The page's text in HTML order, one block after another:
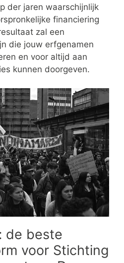
der jaren waarschijnlijk
financiering
zal een
die jouw erfgenamen
en voor altijd aan
kunnen doorgeven.
de beste
voor Stichting